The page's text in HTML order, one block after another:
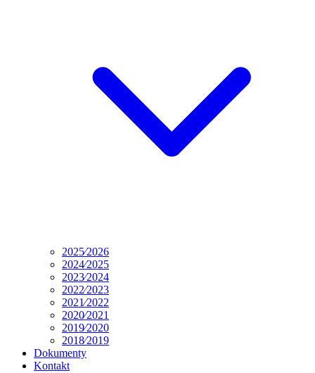
2025⁄2026
2024⁄2025
2023⁄2024
2022⁄2023
2021⁄2022
2020⁄2021
2019⁄2020
2018⁄2019
Dokumenty
Kontakt